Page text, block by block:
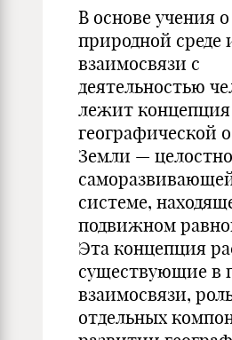
В основе учения о
природной среде
взаимосвязи с
деятельностью
лежит концепция
географической
Земли —
системе,
подвижном
Эта концепция
существующие в
взаимосвязи,
отдельных